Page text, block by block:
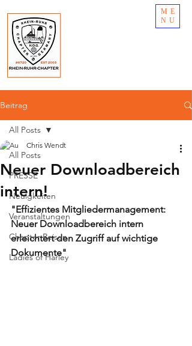
ME
NU
Beitrag
All Posts
PRESSE
Neuigkeiten
Veranstaltungen
Chapter-Reisen
Ladies of Harley
All Posts
Neuer Downloadbereich
intern!
Chris Wendt
"Effizientes Mitgliedermanagement:
Neuer Downloadbereich intern
erleichtert den Zugriff auf wichtige
Dokumente"